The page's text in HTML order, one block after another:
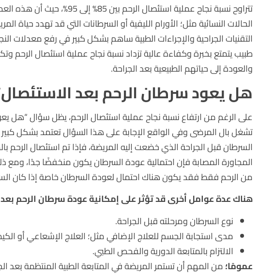
تتراوح نسبة نجاح عملية
الحالات النسائية مثل؛ الأورام الليفية أو السرطانات التي قد تهدد حياة
التقنيات الجراحية والإجراءات الطبية ساهم بشكل كبير في رفع معدلات
طبيب يتمتع بخبرة وكفاءة عالية تزداد نسبة نجاح عملية استئصال الرحم
والعودة إلى حياتهم الطبيعية بعد الجراحة.
هل يعود سرطان الرحم بعد
على الرغم من ارتفاع نسبة نجاح عملية استئصال الرحم، يظل سؤال “هل
تشغل بال المرضى وفي الواقع الإجابة على هذا السؤال تعتمد بشكل
السرطان قبل الجراحة الذي خضعت إليه المريضة، فإذا تم استئصال
المجاورة المصابة فإن احتمالية عودة السرطان يكون منخفضًا جدًا، ومع
من الرحم فقط فقد يكون هناك احتمال لعودة السرطان خاصة إذا كان
هناك عدة عوامل أخرى قد تؤثر على إمكانية عودة سرطان الرحم
نوع السرطان ومرحلته قبل الجراحة.
مدى استجابة الجسم للعلاج الإضافي مثل؛ العلاج الإشعاعي أو
الالتزام بالمتابعة الدورية والفحص الطبي.
عمومًا؛من المهم أن تستمر المريضة في المتابعة الطبية المنتظمة بعد